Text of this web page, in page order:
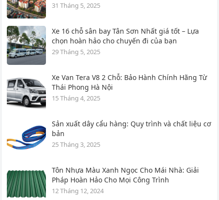
31 Tháng 5, 2025
Xe 16 chỗ sân bay Tân Sơn Nhất giá tốt – Lựa
chọn hoàn hảo cho chuyến đi của bạn
29 Tháng 5, 2025
Xe Van Tera V8 2 Chỗ: Bảo Hành Chính Hãng Từ
Thái Phong Hà Nội
15 Tháng 4, 2025
Sản xuất dây cẩu hàng: Quy trình và chất liệu cơ
bản
25 Tháng 3, 2025
Tôn Nhựa Màu Xanh Ngọc Cho Mái Nhà: Giải
Pháp Hoàn Hảo Cho Mọi Công Trình
12 Tháng 12, 2024